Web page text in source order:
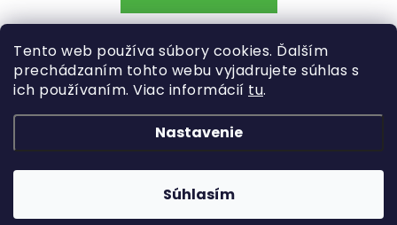
Tento web používa súbory cookies. Ďalším
prechádzaním tohto webu vyjadrujete súhlas s
ich používaním. Viac informácií tu.
Nastavenie
Súhlasím
á
p
äRastliny
Obchodné podmienky